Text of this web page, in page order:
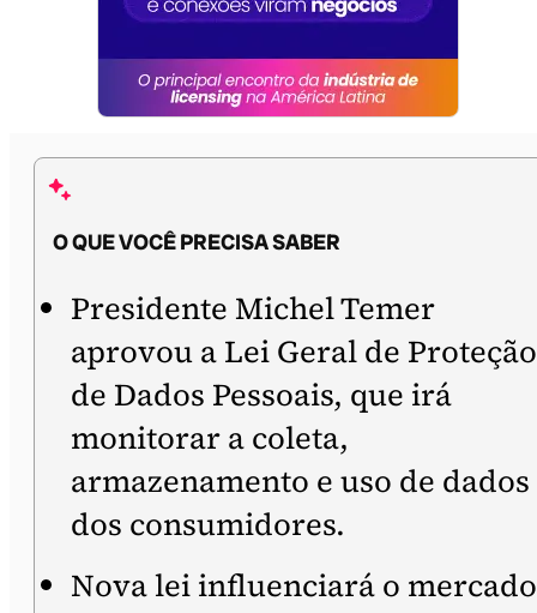
O QUE VOCÊ PRECISA SABER
Presidente Michel Temer
aprovou a Lei Geral de Proteção
de Dados Pessoais, que irá
monitorar a coleta,
armazenamento e uso de dados
dos consumidores.
Nova lei influenciará o mercado